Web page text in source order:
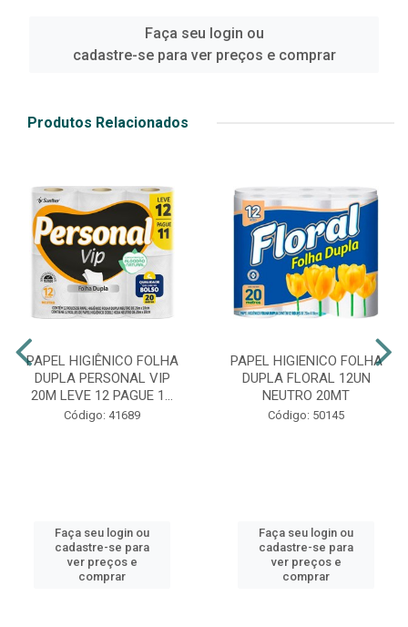
Faça seu login ou
cadastre-se para ver preços e comprar
Produtos Relacionados
PAPEL HIGIÊNICO FOLHA
DUPLA PERSONAL VIP
20M LEVE 12 PAGUE 1...
Código: 41689
Faça seu login ou
cadastre-se para
ver preços e
comprar
PAPEL HIGIENICO FOLHA
DUPLA FLORAL 12UN
NEUTRO 20MT
Código: 50145
Faça seu login ou
cadastre-se para
ver preços e
comprar